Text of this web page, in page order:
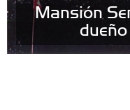
Mansión